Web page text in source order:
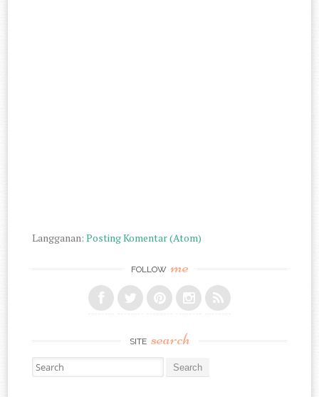
Langganan:Posting Komentar (Atom)
FOLLOW me
SITE search
Search for: